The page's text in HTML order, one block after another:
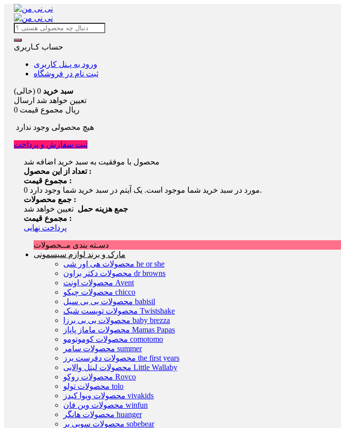
حساب کـاربری
ورود به پـنل کاربری
ثبت نام در فروشگاه
سبد خرید 0 (خالی)
تعیین خواهد شد ارسال
0 ریال مجموع قیمت
هیچ محصولی وجود ندارد
ثبت سفارش و پرداخت
محصول با موفقیت به سبد خرید اضافه شد
تعداد از این محصول :
مجموع قیمت :
0
مورد در سبد خرید شما موجود است.یک آیتم در سبد خرید شما وجود دارد.
جمع محصولات :
جمع هزینه حمل تعیین خواهد شد
مجموع قیمت :
پرداخت نهایی
دسـته بندی مــحصولات
مارک و برند لوازم سیسمونی
محصولات هی اور شی he or she
محصولات دکتر براون dr browns
محصولات اونت Avent
محصولات چیکو chicco
محصولات بی بی سیل babisil
محصولات تویست شیک Twistshake
محصولات بی بی برزا baby brezza
محصولات ماماز پاپاز Mamas Papas
محصولات کوموتومو comotomo
محصولات سامر summer
محصولات دفرست یرز the first years
محصولات لیتل والابی Little Wallaby
محصولات روکو Rovco
محصولات تولو tolo
محصولات ویوا کیدز vivakids
محصولات وین فان winfun
محصولات هانگر huanger
محصولات سوبی بر sobebear